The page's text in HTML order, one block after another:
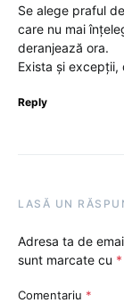
Se alege praful
care nu mai
deranjează ora.
Exista și excepții,
Reply
LASĂ UN
Adresa ta de
sunt marcate cu *
Comentariu *